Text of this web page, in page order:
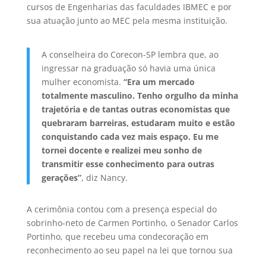
cursos de Engenharias das faculdades IBMEC e por
sua atuação junto ao MEC pela mesma instituição.
A conselheira do Corecon-SP lembra que, ao
ingressar na graduação só havia uma única
mulher economista. “Era um mercado
totalmente masculino. Tenho orgulho da minha
trajetória e de tantas outras economistas que
quebraram barreiras, estudaram muito e estão
conquistando cada vez mais espaço. Eu me
tornei docente e realizei meu sonho de
transmitir esse conhecimento para outras
gerações”, diz Nancy.
A cerimônia contou com a presença especial do
sobrinho-neto de Carmen Portinho, o Senador Carlos
Portinho, que recebeu uma condecoração em
reconhecimento ao seu papel na lei que tornou sua